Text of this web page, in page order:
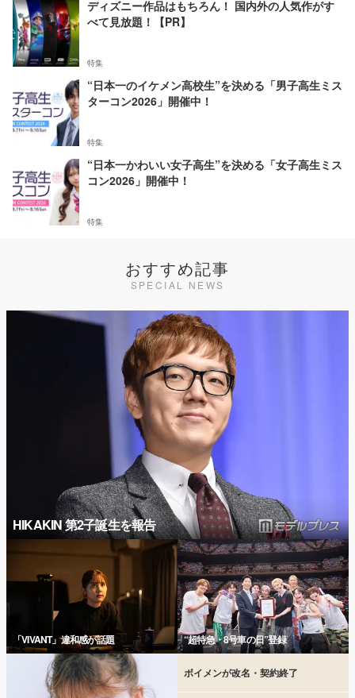
ディズニー作品はもちろん！ 国内外の人気作がす
べて見放題！【PR】
特集
“日本一のイケメン高校生”を決める「男子高生ミス
ターコン2026」開催中！
特集
“日本一かわいい女子高生”を決める「女子高生ミス
コン2026」開催中！
特集
おすすめ記事
SPECIAL NEWS
HIKAKIN 第2子誕生を報告
「VIVANT」違和感が話題 “超特急・8号車の日”登録
ボイメンが改名・契約終了